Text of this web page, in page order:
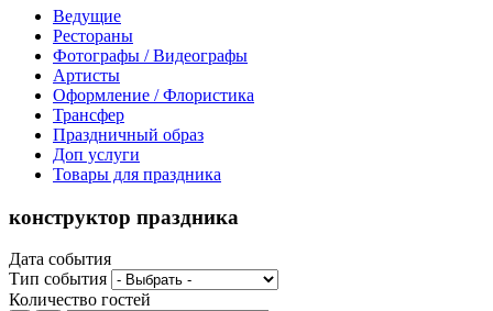
Ведущие
Рестораны
Фотографы / Видеографы
Артисты
Оформление / Флористика
Трансфер
Праздничный образ
Доп услуги
Товары для праздника
конструктор праздника
Дата события
Тип события
Количество гостей